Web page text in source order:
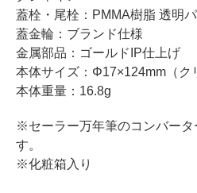
蓋栓・尾栓：PMMA樹脂 透明
蓋金輪：ブランド仕様
金属部品：ゴールドIP仕上げ
本体サイズ：Φ17×124mm（ク
本体重量：16.8g
※セーラー万年筆のコンバータ
す。
※化粧箱入り